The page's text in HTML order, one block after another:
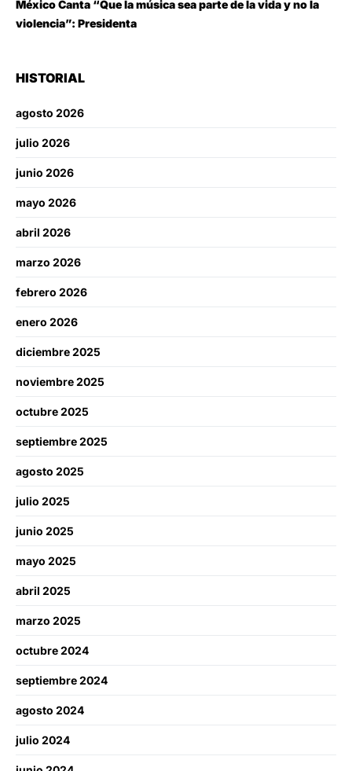
México Canta “Que la música sea parte de la vida y no la
violencia”: Presidenta
HISTORIAL
agosto 2026
julio 2026
junio 2026
mayo 2026
abril 2026
marzo 2026
febrero 2026
enero 2026
diciembre 2025
noviembre 2025
octubre 2025
septiembre 2025
agosto 2025
julio 2025
junio 2025
mayo 2025
abril 2025
marzo 2025
octubre 2024
septiembre 2024
agosto 2024
julio 2024